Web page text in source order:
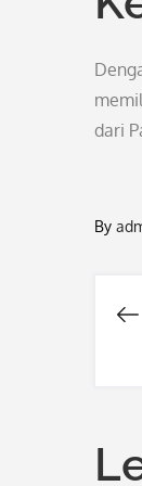
dari
By